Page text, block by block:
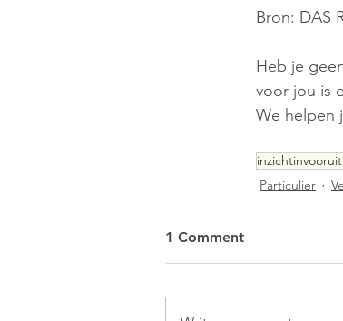
Bron: DAS
Heb je
voor jou is
We helpen
Particulier
1 Comment